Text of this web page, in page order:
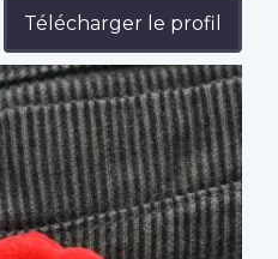
Télécharger le profil